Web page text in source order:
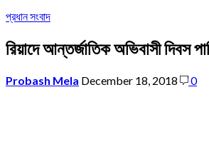
প্রধান সংবাদ
রিয়াদে আন্তর্জাতিক অভিবাসী দিবস
Probash Mela December 18, 2018 0